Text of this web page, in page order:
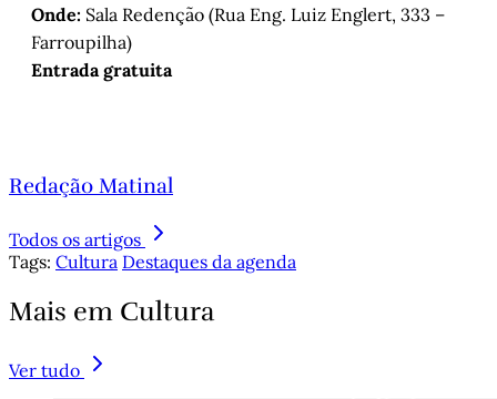
Onde: Sala Redenção (Rua Eng. Luiz Englert, 333 –
Farroupilha)
Entrada gratuita
Redação Matinal
Todos os artigos
Tags: Cultura Destaques da agenda
Mais em Cultura
Ver tudo